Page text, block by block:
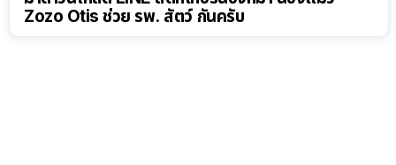
Zozo Otis ช่วย รพ. สัตว์ กันครับ